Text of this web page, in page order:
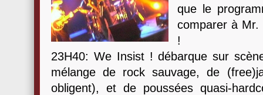
que le
comparer à
!
23H40: We Insist ! débarque sur
mélange de rock sauvage, de
obligent), et de poussées quasi-